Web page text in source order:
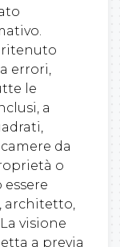
ritenuto
errori,
le
a
da
o
architetto,
visione
a previa